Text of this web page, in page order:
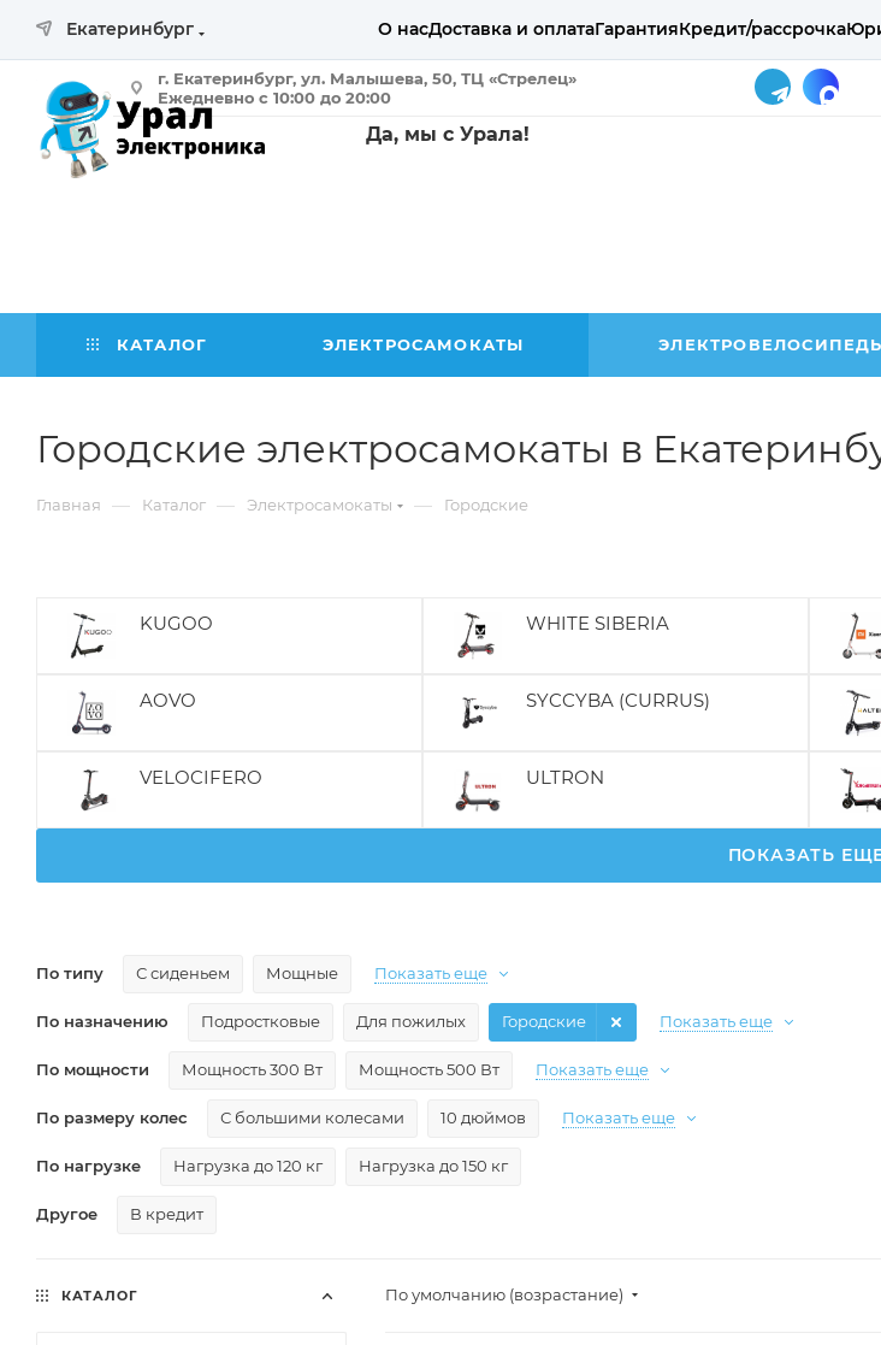
Екатеринбург О насДоставка и оплатаГарантияКредит/рассрочка
г. Екатеринбург, ул. Малышева, 50, ТЦ «Стрелец»
Ежедневно с 10:00 до 20:00
Да, мы с Урала!
КАТАЛОГ ЭЛЕКТРОСАМОКАТЫ
Городские электросамокаты в
Главная — Каталог — Электросамокаты — Городские
KUGOO WHITE SIBERIA
AOVO SYCCYBA (CURRUS)
VELOCIFERO ULTRON
ПОКАЗАТЬ
По типу С сиденьем Мощные Показать еще
По назначению Подростковые Для пожилых Городские Показать еще
По мощности Мощность 300 Вт Мощность 500 Вт Показать еще
По размеру колес С большими колесами 10 дюймов Показать еще
По нагрузке Нагрузка до 120 кг Нагрузка до 150 кг
Другое В кредит
По умолчанию (возрастание)
КАТАЛОГ